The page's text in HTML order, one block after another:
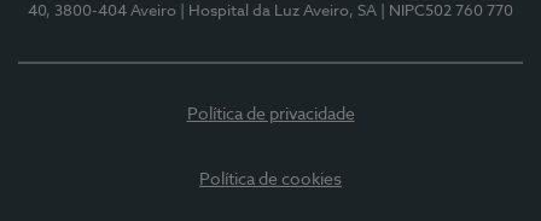
40, 3800-404 Aveiro
| Hospital da Luz Aveiro, SA | NIPC502 760 770
Política de privacidade
Política de cookies